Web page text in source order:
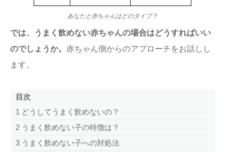
あなたと赤ちゃんはどのタイプ？
では、うまく飲めない赤ちゃんの場合はどうすればいい
のでしょうか。 赤ちゃん側からのアプローチをお話しし
ます。
目次
1 どうしてうまく飲めないの？
2 うまく飲めない子の特徴は？
3 うまく飲めない子への対処法